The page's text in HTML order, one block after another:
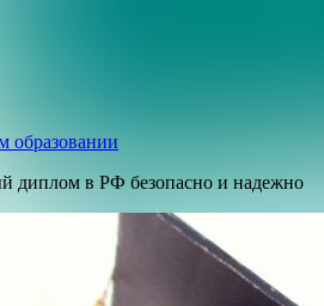
образовании
диплом в РФ безопасно и надежно